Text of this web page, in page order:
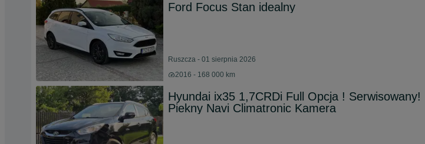
Ford Focus Stan idealny
Ruszcza - 01 sierpnia 2026
2016 - 168 000 km
Hyundai ix35 1,7CRDi Full Opcja ! Serwisowany!
Piekny Navi Climatronic Kamera